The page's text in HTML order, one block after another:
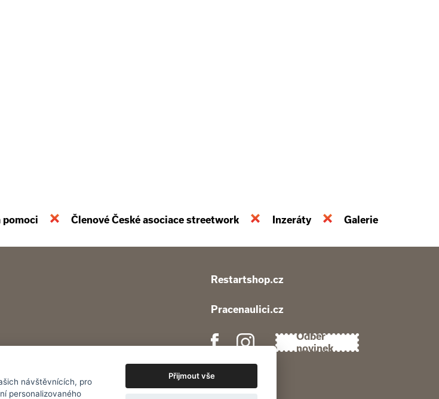
pomoci Členové České asociace streetwork Inzeráty Galerie
Restartshop.cz
Pracenaulici.cz
Odběr
novinek
návštěvnících, pro
personalizovaného
Přijmout vše